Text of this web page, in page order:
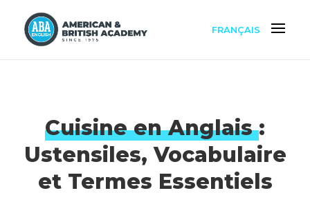
FRANÇAIS
Cuisine en Anglais:
Ustensiles, Vocabulaire
et Termes Essentiels